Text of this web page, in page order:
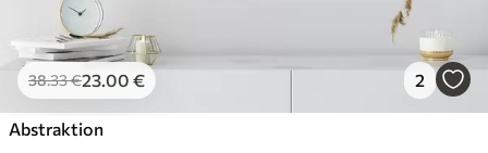
38.33€23.00 € 2
Abstraktion